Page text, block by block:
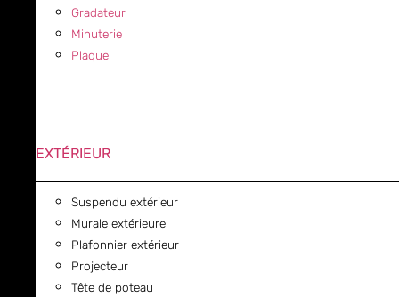
Gradateur
Minuterie
Plaque
EXTÉRIEUR
Suspendu extérieur
Murale extérieure
Plafonnier extérieur
Projecteur
Tête de poteau